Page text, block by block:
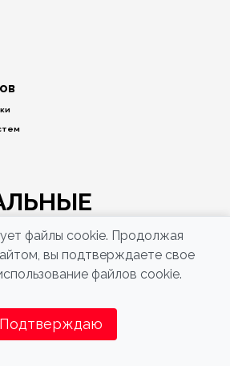
файлы cookie. Продолжая
вы подтверждаете свое
файлов cookie.
Подтверждаю